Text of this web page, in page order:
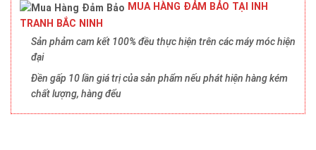
MUA HÀNG ĐẢM BẢO TẠI INH
TRANH BẮC NINH
Sản phảm cam kết 100% đều thực hiện trên các máy móc hiện
đại
Đền gấp 10 lần giá trị của sản phẩm nếu phát hiện hàng kém
chất lượng, hàng đểu